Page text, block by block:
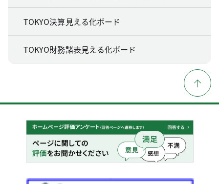
TOKYO決算見える化ボード
TOKYO財務諸表見える化ボード